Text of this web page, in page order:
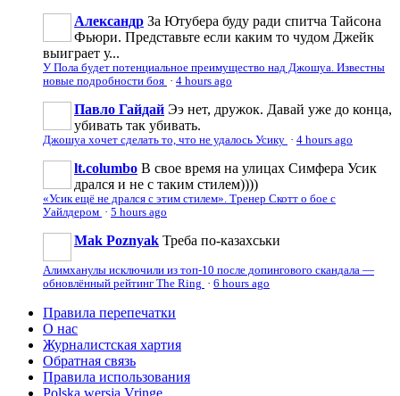
Александр За Ютубера буду ради спитча Тайсона
Фьюри. Представьте если каким то чудом Джейк
выиграет у...
У Пола будет потенциальное преимущество над Джошуа. Известны
новые подробности боя · 4 hours ago
Павло Гайдай Ээ нет, дружок. Давай уже до конца,
убивать так убивать.
Джошуа хочет сделать то, что не удалось Усику · 4 hours ago
lt.columbo В свое время на улицах Симфера Усик
дрался и не с таким стилем))))
«Усик ещё не дрался с этим стилем». Тренер Скотт о бое с
Уайлдером · 5 hours ago
Mak Poznyak Треба по-казахськи
Алимханулы исключили из топ-10 после допингового скандала —
обновлённый рейтинг The Ring · 6 hours ago
Правила перепечатки
О нас
Журналистская хартия
Обратная связь
Правила использования
Polska wersja Vringe